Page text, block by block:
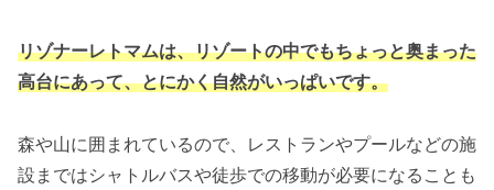
リゾナーレトマムは、リゾートの中でもちょっと奥まった
高台にあって、とにかく自然がいっぱいです。
森や山に囲まれているので、レストランやプールなどの施
設まではシャトルバスや徒歩での移動が必要になることも